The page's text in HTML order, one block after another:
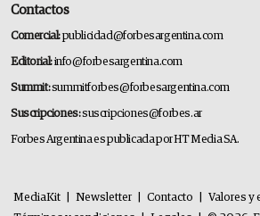
Contactos
Comercial:publicidad@forbesargentina.com
Editorial:info@forbesargentina.com
Summit:summitforbes@forbesargentina.com
Suscripciones:suscripciones@forbes.ar
Forbes Argentina es publicada por HT Media SA.
MediaKit Newsletter Contacto Valores y